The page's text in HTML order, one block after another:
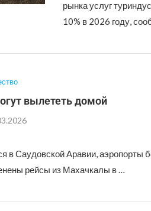
рынка услуг
10% в 2026 году,
вылететь домой
в Саудовской Аравии, аэропорты
рейсы из Махачкалы в …